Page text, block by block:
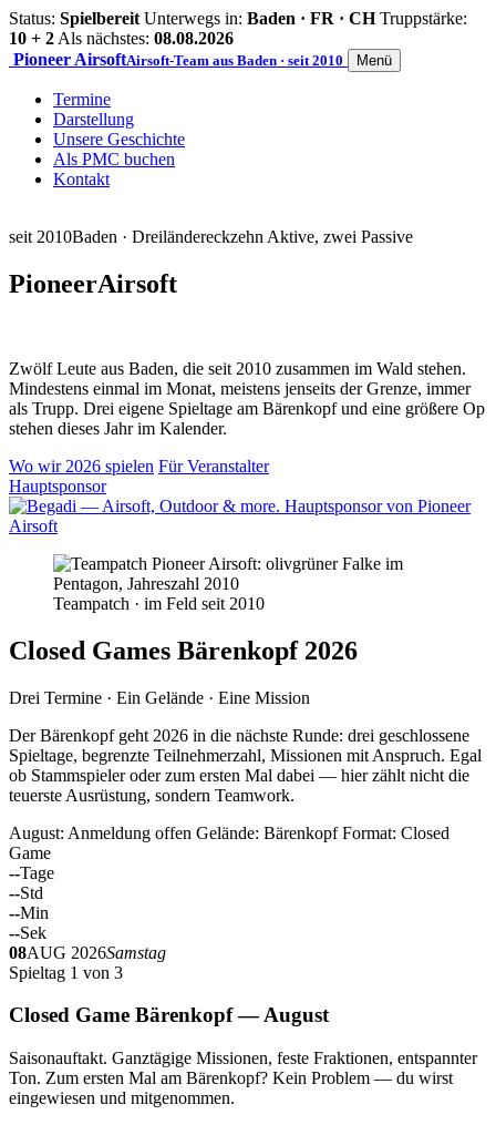
Status: Spielbereit Unterwegs in: Baden · FR · CH Truppstärke:
10 + 2 Als nächstes: 08.08.2026
Pioneer AirsoftAirsoft-Team aus Baden · seit 2010 Menü
Termine
Darstellung
Unsere Geschichte
Als PMC buchen
Kontakt
seit 2010Baden · Dreiländereckzehn Aktive, zwei Passive
PioneerAirsoft
Zwölf Leute aus Baden, die seit 2010 zusammen im Wald stehen.
Mindestens einmal im Monat, meistens jenseits der Grenze, immer
als Trupp. Drei eigene Spieltage am Bärenkopf und eine größere Op
stehen dieses Jahr im Kalender.
Wo wir 2026 spielen Für Veranstalter
Hauptsponsor
Teampatch · im Feld seit 2010
Closed Games Bärenkopf 2026
Drei Termine · Ein Gelände · Eine Mission
Der Bärenkopf geht 2026 in die nächste Runde: drei geschlossene
Spieltage, begrenzte Teilnehmerzahl, Missionen mit Anspruch. Egal
ob Stammspieler oder zum ersten Mal dabei — hier zählt nicht die
teuerste Ausrüstung, sondern Teamwork.
August: Anmeldung offen Gelände: Bärenkopf Format: Closed
Game
--Tage
--Std
--Min
--Sek
08AUG 2026Samstag
Spieltag 1 von 3
Closed Game Bärenkopf — August
Saisonauftakt. Ganztägige Missionen, feste Fraktionen, entspannter
Ton. Zum ersten Mal am Bärenkopf? Kein Problem — du wirst
eingewiesen und mitgenommen.